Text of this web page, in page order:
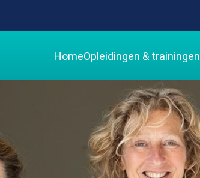
HomeOpleidingen & trainingen